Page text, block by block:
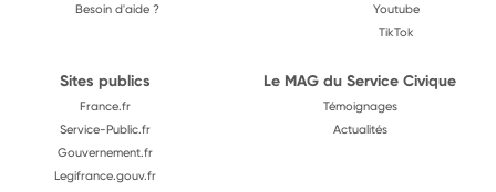
Besoin d'aide ?
Youtube
TikTok
Sites publics
France.fr
Service-Public.fr
Gouvernement.fr
Legifrance.gouv.fr
Le MAG du Service Civique
Témoignages
Actualités